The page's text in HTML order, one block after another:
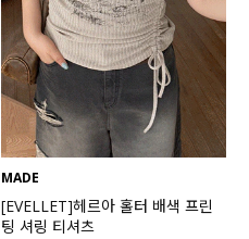
블라우스
원피스
팬츠
스커트
MADE
[EVELLET]헤르아 홀터 배색 프린
팅 셔링 티셔츠